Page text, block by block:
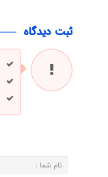
ثبت دیدگاه